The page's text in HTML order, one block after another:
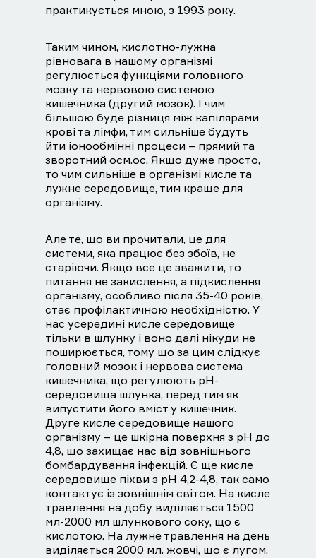
практикується мною, з 1993 року.
Таким чином, кислотно-лужна
рівновага в нашому організмі
регулюється функціями головного
мозку та нервовою системою
кишечника (другий мозок). І чим
більшою буде різниця між капілярами
крові та лімфи, тим сильніше будуть
йти іонообмінні процеси – прямий та
зворотний осм.ос. Якщо дуже просто,
то чим сильніше в організмі кисле та
лужне середовище, тим краще для
організму.
Але те, що ви прочитали, це для
системи, яка працює без збоїв, не
старіючи. Якщо все це зважити, то
питання не закислення, а підкислення
організму, особливо після 35-40 років,
стає профілактичною необхідністю. У
нас усередині кисле середовище
тільки в шлунку і воно далі нікуди не
поширюється, тому що за цим слідкує
головний мозок і нервова система
кишечника, що регулюють рН-
середовища шлунка, перед тим як
випустити його вміст у кишечник.
Друге кисле середовище нашого
організму – це шкірна поверхня з рН до
4,8, що захищає нас від зовнішнього
бомбардування інфекцій. Є ще кисле
середовище піхви з рН 4,2-4,8, так само
контактує із зовнішнім світом. На кисле
травлення на добу виділяється 1500
мл-2000 мл шлункового соку, що є
кислотою. На лужне травлення на день
виділяється 2000 мл. жовчі, що є лугом.